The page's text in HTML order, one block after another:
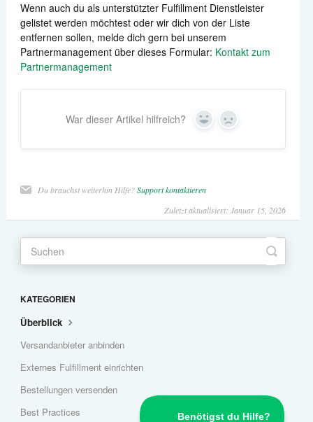
Wenn auch du als unterstützter Fulfillment Dienstleister
gelistet werden möchtest oder wir dich von der Liste
entfernen sollen, melde dich gern bei unserem
Partnermanagement über dieses Formular: Kontakt zum
Partnermanagement
War dieser Artikel hilfreich? Yes No
Du brauchst weiterhin Hilfe?Support kontaktieren
Zuletzt aktualisiert: Januar 15, 2026
KATEGORIEN
Überblick
Versandanbieter anbinden
Externes Fulfillment einrichten
Bestellungen versenden
Best Practices